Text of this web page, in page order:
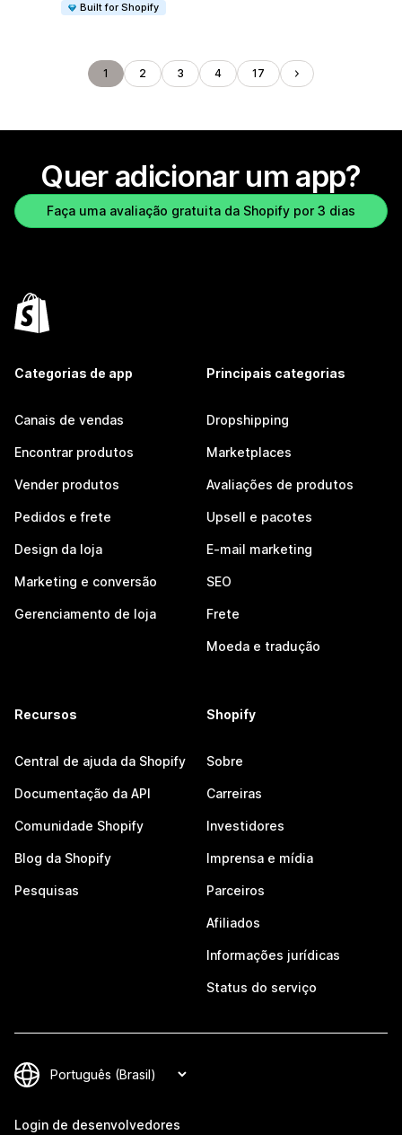
Built for Shopify
1 2 3 4 17
Quer adicionar um app?
Faça uma avaliação gratuita da Shopify por 3 dias
Categorias de app
Canais de vendas
Encontrar produtos
Vender produtos
Pedidos e frete
Design da loja
Marketing e conversão
Gerenciamento de loja
Principais categorias
Dropshipping
Marketplaces
Avaliações de produtos
Upsell e pacotes
E-mail marketing
SEO
Frete
Moeda e tradução
Recursos
Central de ajuda da Shopify
Documentação da API
Comunidade Shopify
Blog da Shopify
Pesquisas
Shopify
Sobre
Carreiras
Investidores
Imprensa e mídia
Parceiros
Afiliados
Informações jurídicas
Status do serviço
Login de desenvolvedores